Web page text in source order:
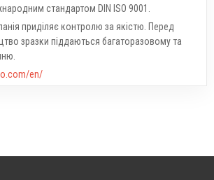
стандартом DIN ISO 9001.
приділяє контролю за якістю. Перед
зразки піддаються багаторазовому та
en/